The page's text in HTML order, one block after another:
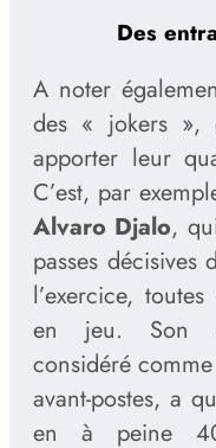
Des
A noter
des « jokers »,
apporter leur
C’est, par
Alvaro Djalo,
passes
l’exercice,
en jeu. Son
considéré
avant-postes, a
en à peine